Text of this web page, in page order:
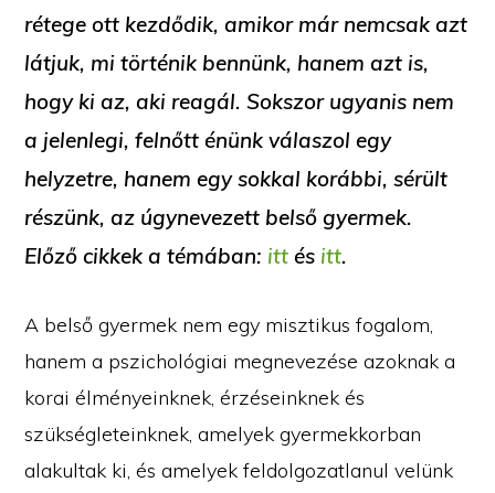
rétege ott kezdődik, amikor már nemcsak azt
látjuk, mi történik bennünk, hanem azt is,
hogy ki az, aki reagál. Sokszor ugyanis nem
a jelenlegi, felnőtt énünk válaszol egy
helyzetre, hanem egy sokkal korábbi, sérült
részünk, az úgynevezett belső gyermek.
Előző cikkek a témában: itt és itt.
A belső gyermek nem egy misztikus fogalom,
hanem a pszichológiai megnevezése azoknak a
korai élményeinknek, érzéseinknek és
szükségleteinknek, amelyek gyermekkorban
alakultak ki, és amelyek feldolgozatlanul velünk